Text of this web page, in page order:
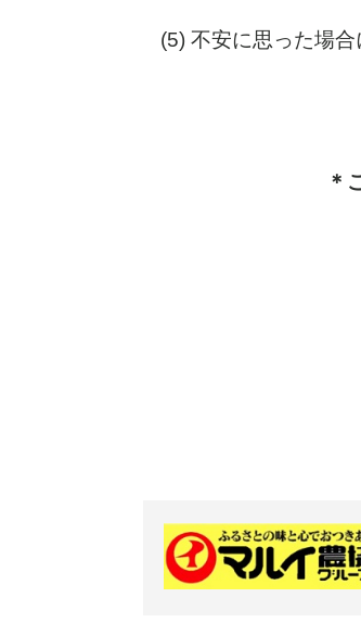
(5) 不安に思った場
＊
〔お
伊佐市
伊佐市消